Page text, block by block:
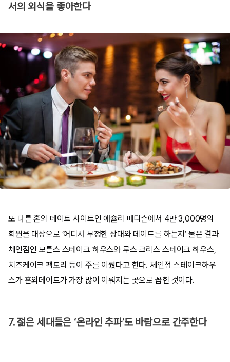
서의 외식을 좋아한다
또 다른 혼외 데이트 사이트인 애슐리 매디슨에서 4만 3,000명의
회원을 대상으로 ‘어디서 부정한 상대와 데이트를 하는지’ 물은 결과
체인점인 모튼스 스테이크 하우스와 루스 크리스 스테이크 하우스,
치즈케이크 팩토리 등이 주를 이뤘다고 한다. 체인점 스테이크하우
스가 혼외데이트가 가장 많이 이뤄지는 곳으로 꼽힌 것이다.
7. 젊은 세대들은 ‘온라인 추파’도 바람으로 간주한다